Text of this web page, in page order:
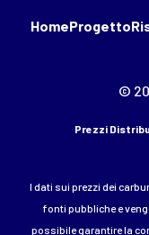
HomeProgetto
©
Prezzi
I dati sui prezzi dei
fonti pubbliche e
possibile garantire la